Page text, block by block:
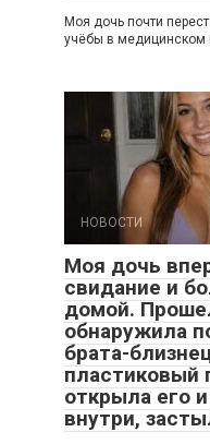
Моя дочь почти
учёбы в медицинском
НОВОСТИ
Моя дочь
свидание и
домой.
обнаружила
брата-
пластиковый
открыла его
внутри,